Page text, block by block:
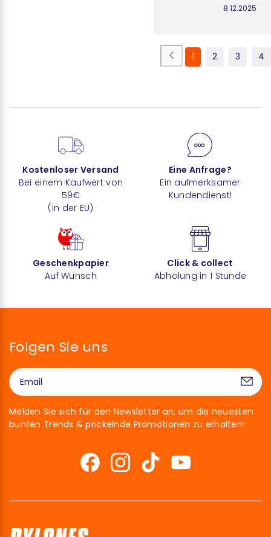
8.12.2025
1 2 3 4
Kostenloser Versand
Bei einem Kaufwert von
59€
(in der EU)
Eine Anfrage?
Ein aufmerksamer
Kundendienst!
Geschenkpapier
Auf Wunsch
Click & collect
Abholung in 1 Stunde
Folgen Sie uns
Melden Sie sich für den Newsletter an, um die neuesten
bunten Trends & prickelnde Promotionen zu erhalten!